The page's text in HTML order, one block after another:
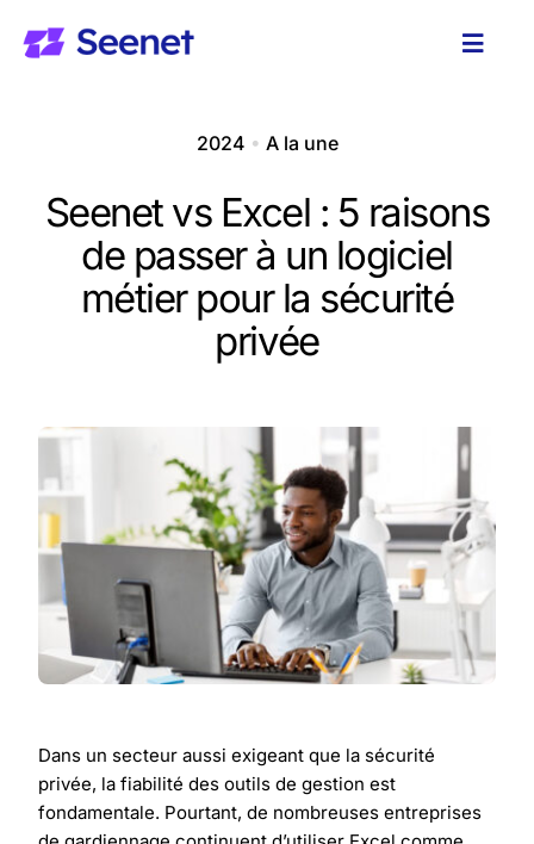
Ressources
2024 • A la une
Seenet vs Excel : 5 raisons
de passer à un logiciel
métier pour la sécurité
privée
Dans un secteur aussi exigeant que la sécurité
privée, la fiabilité des outils de gestion est
fondamentale. Pourtant, de nombreuses entreprises